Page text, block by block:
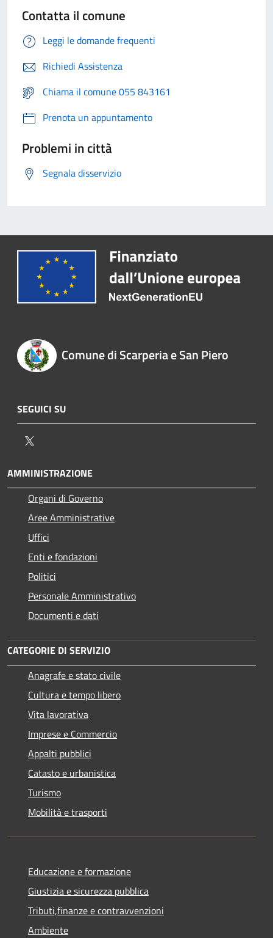
Contatta il comune
Leggi le domande frequenti
Richiedi Assistenza
Chiama il comune 055 843161
Prenota un appuntamento
Problemi in città
Segnala disservizio
Comune di Scarperia e San Piero
SEGUICI SU
AMMINISTRAZIONE
Organi di Governo
Aree Amministrative
Uffici
Enti e fondazioni
Politici
Personale Amministrativo
Documenti e dati
CATEGORIE DI SERVIZIO
Anagrafe e stato civile
Cultura e tempo libero
Vita lavorativa
Imprese e Commercio
Appalti pubblici
Catasto e urbanistica
Turismo
Mobilità e trasporti
Educazione e formazione
Giustizia e sicurezza pubblica
Tributi,finanze e contravvenzioni
Ambiente